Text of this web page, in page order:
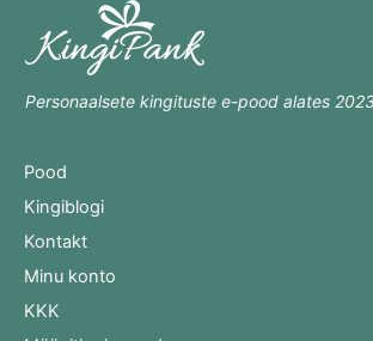
Personaalsete kingituste e-pood alates
Pood
Kingiblogi
Kontakt
Minu konto
KKK